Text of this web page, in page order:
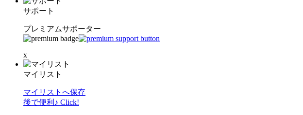
サポート
プレミアムサポーター
x
マイリスト
マイリストへ保存
後で便利♪ Click!